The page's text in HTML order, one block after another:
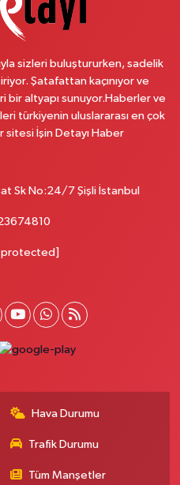
Al
No:44 A Ümraniye İstanbul
Caddesi No:64 1A
sizleri buluştururken, sadelik
Şatafattan kaçınıyor ve
bir altyapı sunuyor.Haberler ve
türkiyenin uluslararası en çok
İşin Detayı Haber
Sk No:24/7 Şişli İstanbul
protected]
Hava Durumu
Trafik Durumu
Tüm Manşetler